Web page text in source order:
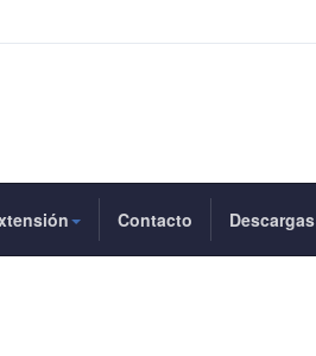
Contacto Descargas